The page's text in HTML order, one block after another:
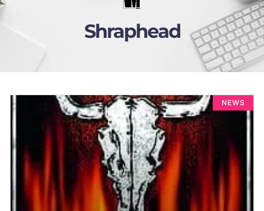
Shraphead
NEWS